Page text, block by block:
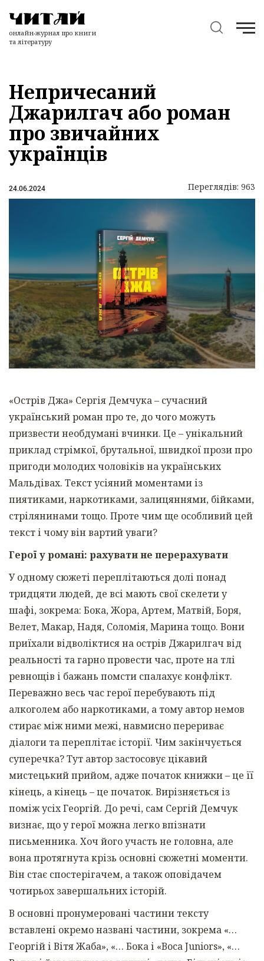
онлайн-журнал про книги
та літературу
Непричесаний
Джарилгач або роман
про звичайних
українців
24.06.2024 Переглядів: 963
«Острів Джа» Сергія Демчука – сучасний
український роман про те, до чого можуть
призвести необдумані вчинки. Це – унікальний
приклад стрімкої, брутальної, швидкої прози про
пригоди молодих чоловіків на українських
Мальдівах. Текст усіяний моментами із
пиятиками, наркотиками, залицяннями, бійками,
стрілянинами тощо. Проте чим ще особливий цей
текст і чому він вартий уваги?
Герої у романі: рахувати не перерахувати
У одному сюжеті переплітаються долі понад
тридцяти людей, де всі мають свої скелети у
шафі, зокрема: Бока, Жора, Артем, Матвій, Боря,
Велет, Макар, Надя, Соломія, Марина тощо. Вони
приїхали відволіктися на острів Джарилгач від
реальності та гарно провести час, проте на тлі
ревнощів і бажань помсти спалахує конфлікт.
Переважно весь час герої перебувають під
алкоголем або наркотиками, а тому автор немов
стирає між ними межі, навмисно перериває
діалоги та переплітає історії. Чим закінчується
суперечка? Тут автор застосовує цікавий
мистецький прийом, адже початок книжки – це її
кінець, а кінець – це початок. Вирізняється із
поміж усіх Георгій. До речі, сам Сергій Демчук
визнає, що у герої можна легко впізнати
письменника. Хоч його участь не головна, але
вона протягнута крізь основні сюжетні моменти.
Він стає спостерігачем, а також оповідачем
чотирьох завершальних історій.
В основні пронумеровані частини тексту
вставлені окремо названі частини, зокрема «…
Георгій і Вітя Жаба», «… Бока і «Boca Juniors», «…